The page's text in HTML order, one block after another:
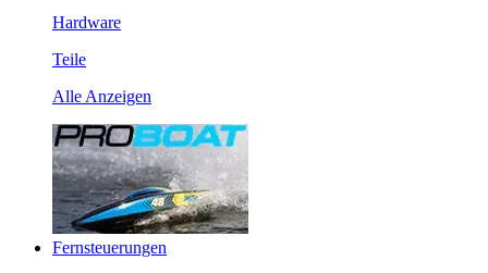
Hardware
Teile
Alle Anzeigen
Fernsteuerungen